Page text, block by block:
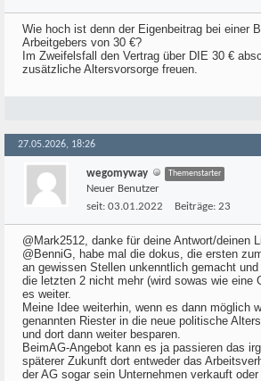
Wie hoch ist denn der Eigenbeitrag bei einer
Arbeitgebers von 30 €?
Im Zweifelsfall den Vertrag über DIE 30 €
zusätzliche Altersvorsorge freuen.
27.05.2026, 18:26
wegomyway Themenstarter
Neuer Benutzer
seit: 03.01.2022 Beiträge: 23
@Mark2512, danke für deine Antwort/deinen
@BenniG, habe mal die dokus, die ersten
an gewissen Stellen unkenntlich gemacht
die letzten 2 nicht mehr (wird sowas wie eine
es weiter.
Meine Idee weiterhin, wenn es dann möglich
genannten Riester in die neue politische
und dort dann weiter besparen.
BeimAG-Angebot kann es ja passieren das
späterer Zukunft dort entweder das
der AG sogar sein Unternehmen verkauft